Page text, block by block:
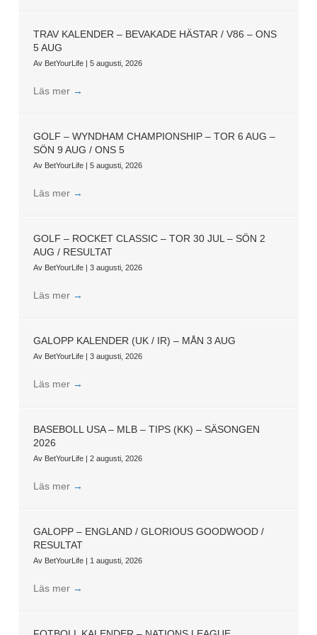
TRAV KALENDER – BEVAKADE HÄSTAR / V86 – ONS
5 AUG
Av BetYourLife | 5 augusti, 2026
Läs mer →
GOLF – WYNDHAM CHAMPIONSHIP – TOR 6 AUG –
SÖN 9 AUG / ONS 5
Av BetYourLife | 5 augusti, 2026
Läs mer →
GOLF – ROCKET CLASSIC – TOR 30 JUL – SÖN 2
AUG / RESULTAT
Av BetYourLife | 3 augusti, 2026
Läs mer →
GALOPP KALENDER (UK / IR) – MÅN 3 AUG
Av BetYourLife | 3 augusti, 2026
Läs mer →
BASEBOLL USA – MLB – TIPS (KK) – SÄSONGEN
2026
Av BetYourLife | 2 augusti, 2026
Läs mer →
GALOPP – ENGLAND / GLORIOUS GOODWOOD /
RESULTAT
Av BetYourLife | 1 augusti, 2026
Läs mer →